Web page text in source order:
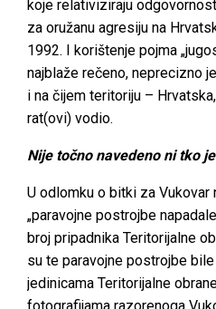
koje relativiziraju
za oružanu agresiju na
1992. I korištenje pojma
najblaže rečeno, neprecizno
i na čijem teritoriju –
rat(ovi) vodio.
Nije točno navedeno ni tko
U odlomku o bitki za Vukovar
„paravojne postrojbe
broj pripadnika Teritorijalne
su te paravojne postrojbe
jedinicama Teritorijalne